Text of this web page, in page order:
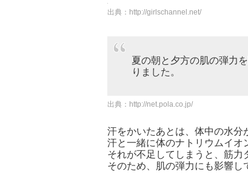
出典： http://girlschannel.net/
夏の朝と夕方の肌の弾力
りました。
出典： http://net.pola.co.jp/
汗をかいたあとは、体中の水分
汗と一緒に体のナトリウムイオ
それが不足してしまうと、筋力
そのため、肌の弾力にも影響し